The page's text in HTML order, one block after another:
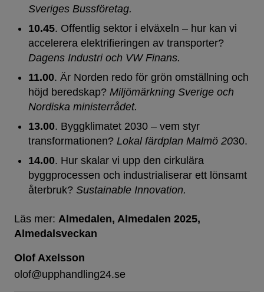
Sveriges Bussföretag.
10.45. Offentlig sektor i elväxeln – hur kan vi
accelerera elektrifieringen av transporter?
Dagens Industri och VW Finans.
11.00. Är Norden redo för grön omställning och
höjd beredskap? Miljömärkning Sverige och
Nordiska ministerrådet.
13.00. Byggklimatet 2030 – vem styr
transformationen? Lokal färdplan Malmö 2030.
14.00. Hur skalar vi upp den cirkulära
byggprocessen och industrialiserar ett lönsamt
återbruk? Sustainable Innovation.
Läs mer: Almedalen Almedalen 2025
Almedalsveckan
Olof Axelsson
olof@upphandling24.se